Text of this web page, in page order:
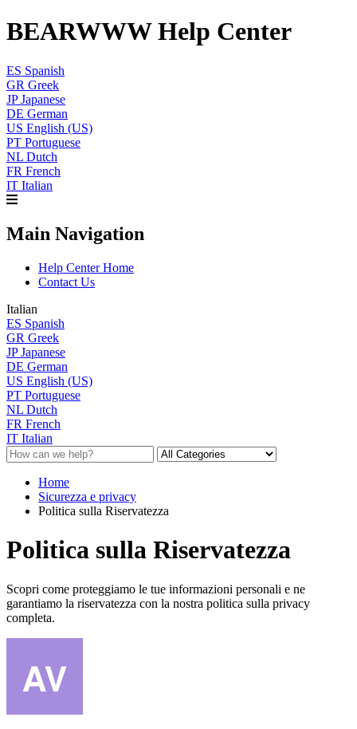
BEARWWW Help Center
ES Spanish
GR Greek
JP Japanese
DE German
US English (US)
PT Portuguese
NL Dutch
FR French
IT Italian
Main Navigation
Help Center Home
Contact Us
Italian
ES Spanish
GR Greek
JP Japanese
DE German
US English (US)
PT Portuguese
NL Dutch
FR French
IT Italian
Home
Sicurezza e privacy
Politica sulla Riservatezza
Politica sulla Riservatezza
Scopri come proteggiamo le tue informazioni personali e ne
garantiamo la riservatezza con la nostra politica sulla privacy
completa.